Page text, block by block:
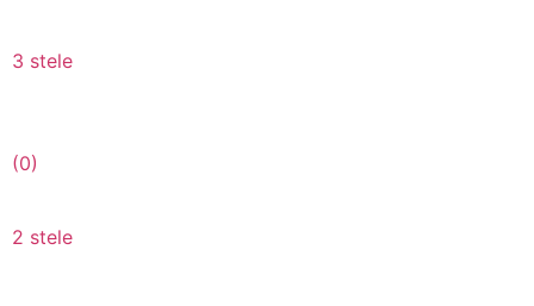
3 stele
(0)
2 stele